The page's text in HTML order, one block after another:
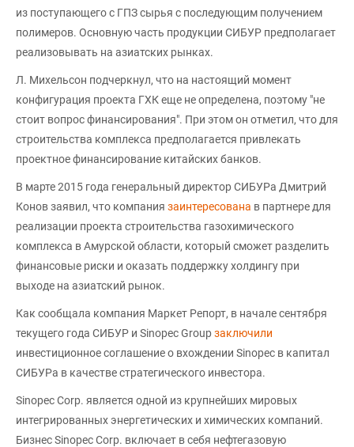
из поступающего с ГПЗ сырья с последующим получением
полимеров. Основную часть продукции СИБУР предполагает
реализовывать на азиатских рынках.
Л. Михельсон подчеркнул, что на настоящий момент
конфигурация проекта ГХК еще не определена, поэтому "не
стоит вопрос финансирования". При этом он отметил, что для
строительства комплекса предполагается привлекать
проектное финансирование китайских банков.
В марте 2015 года генеральный директор СИБУРа Дмитрий
Конов заявил, что компания заинтересована в партнере для
реализации проекта строительства газохимического
комплекса в Амурской области, который сможет разделить
финансовые риски и оказать поддержку холдингу при
выходе на азиатский рынок.
Как сообщала компания Маркет Репорт, в начале сентября
текущего года СИБУР и Sinopec Groupзаключили
инвестиционное соглашение о вхождении Sinopec в капитал
СИБУРа в качестве стратегического инвестора.
Sinopec Corp. является одной из крупнейших мировых
интегрированных энергетических и химических компаний.
Бизнес Sinopec Corp. включает в себя нефтегазовую